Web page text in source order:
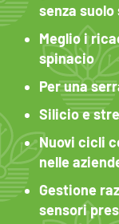
senza
Meglio i
spinacio
Per una
Silicio e
Nuovi cicli
nelle
Gestione
sensori